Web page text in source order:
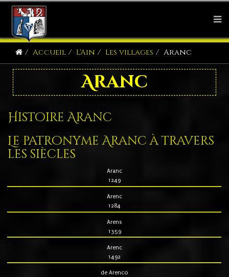
Accueil L'Ain Les villages Aranc
Aranc
Histoire Aranc
Le patronyme Aranc à travers
les siècles
Aranc
1249
Arenc
1284
Arens
1359
Arenc
1492
de Arenco